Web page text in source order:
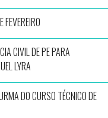
CIVIL DE PE PARA
LYRA
DO CURSO TÉCNICO DE